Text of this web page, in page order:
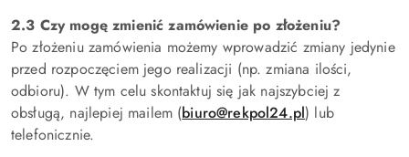
2.3 Czy mogę zmienić zamówienie po złożeniu?
Po złożeniu zamówienia możemy wprowadzić zmiany jedynie
przed rozpoczęciem jego realizacji (np. zmiana ilości,
odbioru). W tym celu skontaktuj się jak najszybciej z
obsługą, najlepiej mailem (biuro@rekpol24.pl) lub
telefonicznie.